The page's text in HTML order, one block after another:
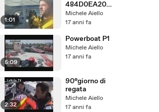
1:01
484D0EA207
3BE7E2E008
85
Michele Aiello
17 anni fa
5:09
Powerboat P1
Michele Aiello
17 anni fa
2:32
90°giorno di
regata
Michele Aiello
17 anni fa